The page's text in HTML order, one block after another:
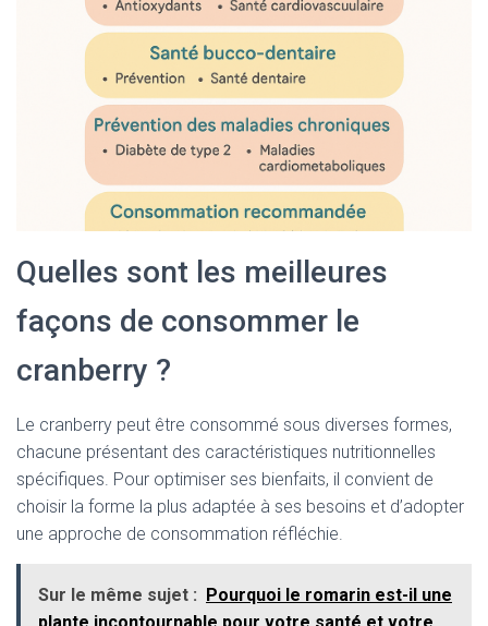
Quelles sont les meilleures
façons de consommer le
cranberry ?
Le cranberry peut être consommé sous diverses formes,
chacune présentant des caractéristiques nutritionnelles
spécifiques. Pour optimiser ses bienfaits, il convient de
choisir la forme la plus adaptée à ses besoins et d’adopter
une approche de consommation réfléchie.
Sur le même sujet : Pourquoi le romarin est-il une